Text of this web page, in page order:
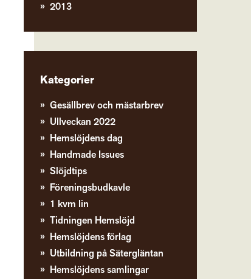
2013
Kategorier
Gesällbrev och mästarbrev
Ullveckan 2022
Hemslöjdens dag
Handmade Issues
Slöjdtips
Föreningsbudkavle
1 kvm lin
Tidningen Hemslöjd
Hemslöjdens förlag
Utbildning på Sätergläntan
Hemslöjdens samlingar